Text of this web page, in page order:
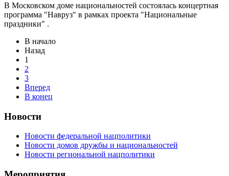
В Московском доме национальностей состоялась концертная
программа "Навруз" в рамках проекта "Национальные
праздники" .
В начало
Назад
1
2
3
Вперед
В конец
Новости
Новости федеральной нацполитики
Новости домов дружбы и национальностей
Новости региональной нацполитики